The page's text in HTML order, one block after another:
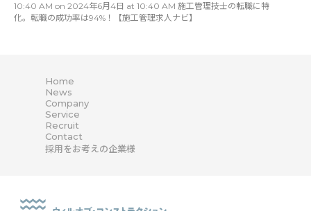
10:40 AM on 2024年6月4日 at 10:40 AM 施工管理技士の転職に特
化。転職の成功率は94%！【施工管理求人ナビ】
Home
News
Company
Service
Recruit
Contact
採用をお考えの企業様